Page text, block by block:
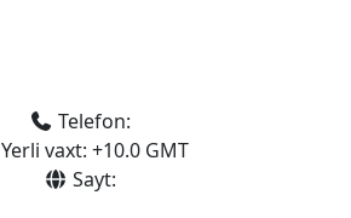
Telefon:
Yerli vaxt: +10.0 GMT
Sayt: